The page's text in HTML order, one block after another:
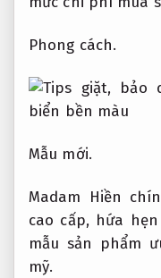
Phong cách.
Mẫu mới.
Madam Hiền
cao cấp, hứa
mẫu sản phẩm
mỹ.